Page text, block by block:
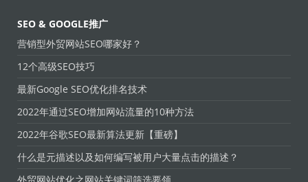
SEO & GOOGLE推广
营销型外贸网站SEO哪家好？
12个高级SEO技巧
最新Google SEO优化排名技术
2022年通过SEO增加网站流量的10种方法
2022年谷歌SEO最新算法更新【重磅】
什么是元描述以及如何编写被用户大量点击的描述？